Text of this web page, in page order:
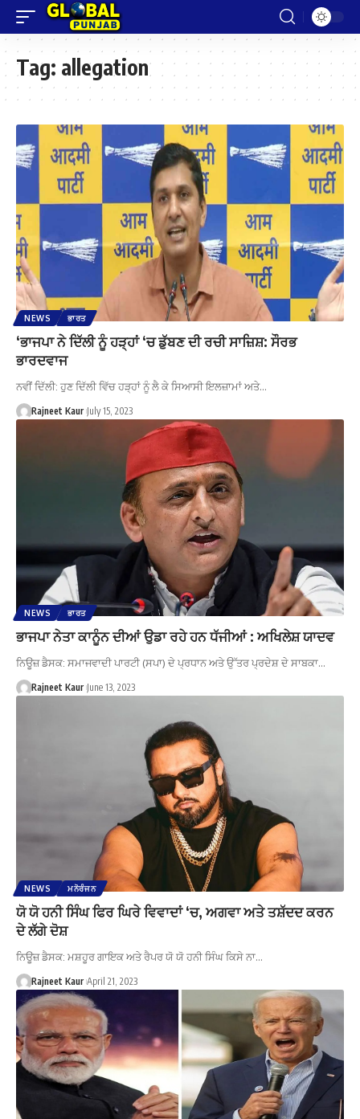
Tag: allegation
NEWS ਭਾਰਤ
‘ਭਾਜਪਾ ਨੇ ਦਿੱਲੀ ਨੂੰ ਹੜ੍ਹਾਂ ‘ਚ ਡੁੱਬਣ ਦੀ ਰਚੀ ਸਾਜ਼ਿਸ਼: ਸੌਰਭ
ਭਾਰਦਵਾਜ
ਨਵੀਂ ਦਿੱਲੀ: ਹੁਣ ਦਿੱਲੀ ਵਿੱਚ ਹੜ੍ਹਾਂ ਨੂੰ ਲੈ ਕੇ ਸਿਆਸੀ ਇਲਜ਼ਾਮਾਂ ਅਤੇ…
Rajneet Kaur July 15, 2023
NEWS ਭਾਰਤ
ਭਾਜਪਾ ਨੇਤਾ ਕਾਨੂੰਨ ਦੀਆਂ ਉਡਾ ਰਹੇ ਹਨ ਧੱਜੀਆਂ : ਅਖਿਲੇਸ਼ ਯਾਦਵ
ਨਿਊਜ਼ ਡੈਸਕ: ਸਮਾਜਵਾਦੀ ਪਾਰਟੀ (ਸਪਾ) ਦੇ ਪ੍ਰਧਾਨ ਅਤੇ ਉੱਤਰ ਪ੍ਰਦੇਸ਼ ਦੇ ਸਾਬਕਾ…
Rajneet Kaur June 13, 2023
NEWS ਮਨੋਰੰਜਨ
ਯੋ ਯੋ ਹਨੀ ਸਿੰਘ ਫਿਰ ਘਿਰੇ ਵਿਵਾਦਾਂ ‘ਚ, ਅਗਵਾ ਅਤੇ ਤਸ਼ੱਦਦ ਕਰਨ
ਦੇ ਲੱਗੇ ਦੋਸ਼
ਨਿਊਜ਼ ਡੈਸਕ: ਮਸ਼ਹੂਰ ਗਾਇਕ ਅਤੇ ਰੈਪਰ ਯੋ ਯੋ ਹਨੀ ਸਿੰਘ ਕਿਸੇ ਨਾ…
Rajneet Kaur April 21, 2023